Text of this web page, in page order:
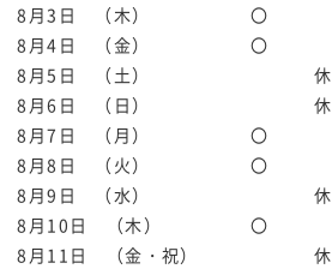
8月3日 （木）
〇
8月4日 （金）
〇
8月5日 （土）
休
8月6日 （日）
休
8月7日 （月）
〇
8月8日 （火）
〇
8月9日 （水）
休
8月10日 （木）
〇
8月11日 （金・祝）
休